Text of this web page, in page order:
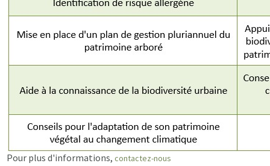
Pour plus d'informations,contactez-nous